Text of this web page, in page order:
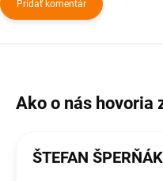
Pridať komentár
ŠTEFAN ŠPERŇÁK